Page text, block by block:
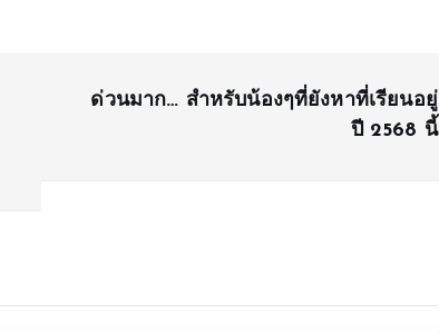
ด่วนมาก… สำหรับน้องๆที่ยังหาที่เรียนอยู่
ปี 2568 นี้